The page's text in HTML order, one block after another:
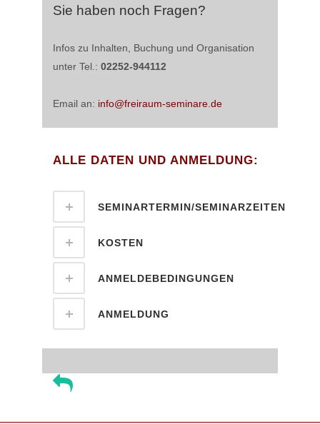
Sie haben noch Fragen?
Infos zu Inhalten, Buchung und Organisation
unter Tel.: 02252-944112
Email an: info@freiraum-seminare.de
ALLE DATEN UND ANMELDUNG:
SEMINARTERMIN/SEMINARZEITEN
KOSTEN
ANMELDEBEDINGUNGEN
ANMELDUNG